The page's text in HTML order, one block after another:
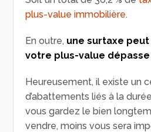
plus-value immobilière.
En outre, une surtaxe peut
votre plus-value dépasse
Heureusement, il existe un
d’abattements liés à la
vous gardez le bien
vendre, moins vous sera